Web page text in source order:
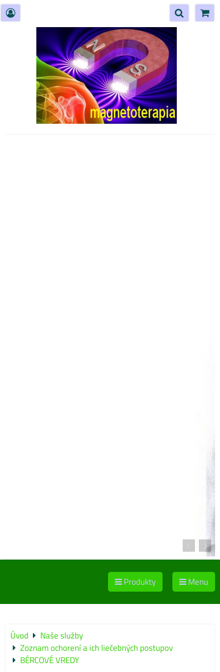
Produkty Menu
Úvod
Naše služby
Zoznam ochorení a ich liečebných postupov
BÉRCOVÉ VREDY